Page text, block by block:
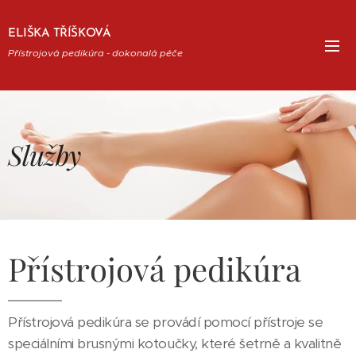
ELIŠKA TŘÍŠKOVÁ
Přístrojová pedikúra - dokonalá péče
Služby
Přístrojová pedikúra
Přístrojová pedikúra se provádí pomocí přístroje se
speciálními brusnými kotoučky, které šetrně a kvalitně